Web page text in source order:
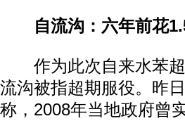
自流沟：六年前花
作为此次自来水苯超
流沟被指超期服役。昨
称，2008年当地政府曾